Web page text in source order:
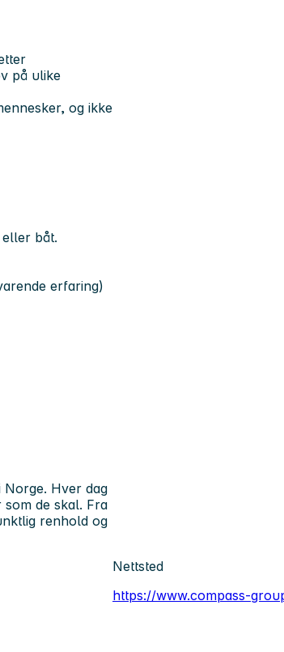
på ulike
og ikke
båt.
erfaring)
Hver dag
de skal. Fra
renhold og
Nettsted
https://www.compass-